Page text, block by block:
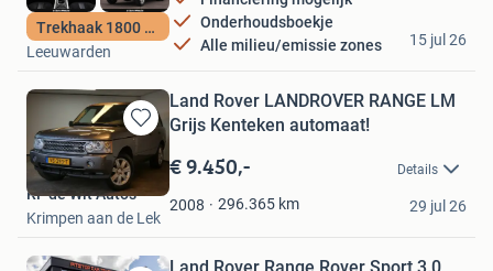
Trekhaak 1800 kg
Onderhoudsboekje
Alle milieu/emissie zones
Auto Poelstra
Leeuwarden
15 jul 26
Bewaren
in
Mijn
Favorieten
Land Rover LANDROVER RANGE LM
Grijs Kenteken automaat!
€ 9.450,- Details
2008 296.365 km
RF de Wit Auto's
Krimpen aan de Lek
29 jul 26